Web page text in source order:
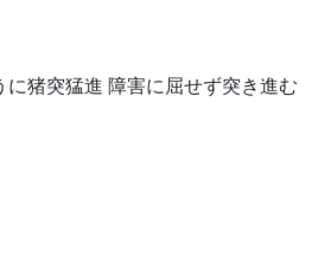
に猪突猛進 障害に屈せず突き進む